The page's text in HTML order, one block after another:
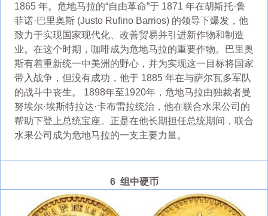
1865 年。危地马拉的“自由革命”于 1871 年在胡斯托·鲁
菲诺·巴里奥斯 (Justo Rufino Barrios) 的领导下爆发，他
致力于实现国家现代化、改善贸易并引进新作物和制造
业。在这个时期，咖啡成为危地马拉的重要作物。巴里奥
斯有着重新统一中美洲的野心，并为实现这一目标将国家
带入战争，但没有成功，他于 1885 年在与萨尔瓦多军队
的战斗中丧生。 1898年至1920年，危地马拉由独裁者曼
努埃尔·埃斯特拉达·卡布雷拉统治，他在联合水果公司的
帮助下登上总统宝座。正是在他长期担任总统期间，联合
水果公司成为危地马拉的一支主要力量。
6 组中硬币